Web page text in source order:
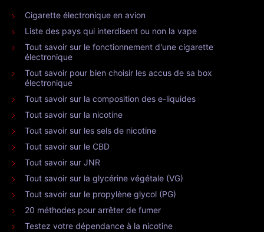
Cigarette électronique en avion
Liste des pays qui interdisent ou non la vape
Tout savoir sur le fonctionnement d'une cigarette
électronique
Tout savoir pour bien choisir les accus de sa box
électronique
Tout savoir sur la composition des e-liquides
Tout savoir sur la nicotine
Tout savoir sur les sels de nicotine
Tout savoir sur le CBD
Tout savoir sur JNR
Tout savoir sur la glycérine végétale (VG)
Tout savoir sur le propylène glycol (PG)
20 méthodes pour arrêter de fumer
Testez votre dépendance à la nicotine